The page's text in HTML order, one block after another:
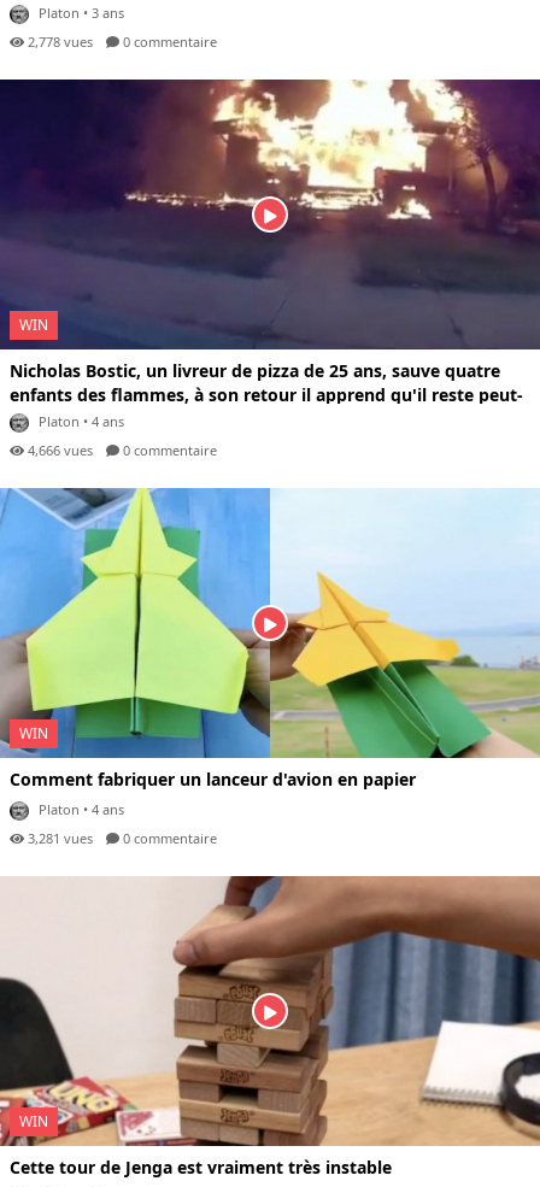
Platon • 3 ans
2,778 vues
0 commentaire
WIN
Nicholas Bostic, un livreur de pizza de 25 ans, sauve quatre
enfants des flammes, à son retour il apprend qu'il reste peut-
être une petite fille dans la maison, il y retourne, la trouve et
saute par la fenêtre avec elle (Etats-Unis)
Platon • 4 ans
4,666 vues
0 commentaire
WIN
Comment fabriquer un lanceur d'avion en papier
Platon • 4 ans
3,281 vues
0 commentaire
WIN
Cette tour de Jenga est vraiment très instable